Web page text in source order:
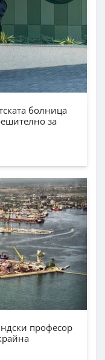
болница
за
професор